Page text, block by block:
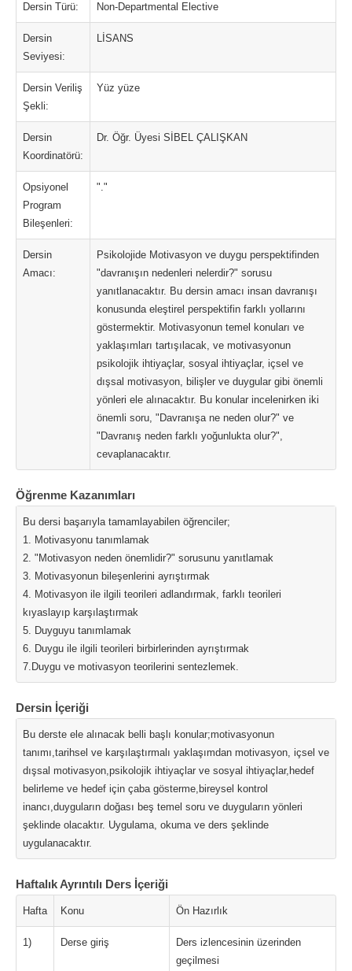
Dersin Türü: Non-Departmental Elective
Dersin
Seviyesi:
LİSANS
Dersin Veriliş
Şekli:
Yüz yüze
Dersin
Koordinatörü:
Dr. Öğr. Üyesi SİBEL ÇALIŞKAN
Opsiyonel
Program
Bileşenleri:
"."
Dersin
Amacı:
Psikolojide Motivasyon ve duygu perspektifinden
"davranışın nedenleri nelerdir?" sorusu
yanıtlanacaktır. Bu dersin amacı insan davranışı
konusunda eleştirel perspektifin farklı yollarını
göstermektir. Motivasyonun temel konuları ve
yaklaşımları tartışılacak, ve motivasyonun
psikolojik ihtiyaçlar, sosyal ihtiyaçlar, içsel ve
dışsal motivasyon, bilişler ve duygular gibi önemli
yönleri ele alınacaktır. Bu konular incelenirken iki
önemli soru, "Davranışa ne neden olur?" ve
"Davranış neden farklı yoğunlukta olur?",
cevaplanacaktır.
Öğrenme Kazanımları
Bu dersi başarıyla tamamlayabilen öğrenciler;
1. Motivasyonu tanımlamak
2. "Motivasyon neden önemlidir?" sorusunu yanıtlamak
3. Motivasyonun bileşenlerini ayrıştırmak
4. Motivasyon ile ilgili teorileri adlandırmak, farklı teorileri
kıyaslayıp karşılaştırmak
5. Duyguyu tanımlamak
6. Duygu ile ilgili teorileri birbirlerinden ayrıştırmak
7.Duygu ve motivasyon teorilerini sentezlemek.
Dersin İçeriği
Bu derste ele alınacak belli başlı konular;motivasyonun
tanımı,tarihsel ve karşılaştırmalı yaklaşımdan motivasyon, içsel ve
dışsal motivasyon,psikolojik ihtiyaçlar ve sosyal ihtiyaçlar,hedef
belirleme ve hedef için çaba gösterme,bireysel kontrol
inancı,duyguların doğası beş temel soru ve duyguların yönleri
şeklinde olacaktır. Uygulama, okuma ve ders şeklinde
uygulanacaktır.
Haftalık Ayrıntılı Ders İçeriği
Hafta Konu Ön Hazırlık
1) Derse giriş
Ders izlencesinin üzerinden
geçilmesi